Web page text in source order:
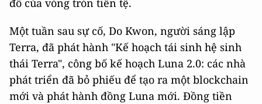
đổ của vòng tròn tiền tệ.
Một tuần sau sự cố, Do Kwon, người sáng lập
Terra, đã phát hành "Kế hoạch tái sinh hệ sinh
thái Terra", công bố kế hoạch Luna 2.0: các nhà
phát triển đã bỏ phiếu để tạo ra một blockchain
mới và phát hành đồng Luna mới. Đồng tiền